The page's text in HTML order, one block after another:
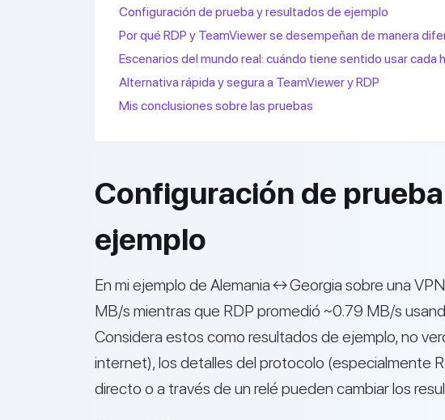
Configuración de prueba y resultados de ejemplo
Por qué RDP y TeamViewer se desempeñan de manera
Escenarios del mundo real: cuándo tiene sentido usar cada
Alternativa rápida y segura a TeamViewer y RDP
Mis conclusiones sobre las pruebas
Configuración de
ejemplo
En mi ejemplo de Alemania ↔ Georgia sobre una
MB/s mientras que RDP promedió ~0.79 MB/s
Considera estos como resultados de ejemplo, no
internet), los detalles del protocolo (especialmente
directo o a través de un relé pueden cambiar los